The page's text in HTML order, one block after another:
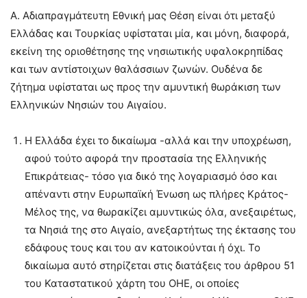
Α. Αδιαπραγμάτευτη Εθνική μας Θέση είναι ότι μεταξύ
Ελλάδας και Τουρκίας υφίσταται μία, και μόνη, διαφορά,
εκείνη της οριοθέτησης της νησιωτικής υφαλοκρηπίδας
και των αντίστοιχων θαλάσσιων ζωνών. Ουδένα δε
ζήτημα υφίσταται ως προς την αμυντική θωράκιση των
Ελληνικών Νησιών του Αιγαίου.
Η Ελλάδα έχει το δικαίωμα -αλλά και την υποχρέωση,
αφού τούτο αφορά την προστασία της Ελληνικής
Επικράτειας- τόσο για δικό της λογαριασμό όσο και
απέναντι στην Ευρωπαϊκή Ένωση ως πλήρες Κράτος-
Μέλος της, να θωρακίζει αμυντικώς όλα, ανεξαιρέτως,
τα Νησιά της στο Αιγαίο, ανεξαρτήτως της έκτασης του
εδάφους τους και του αν κατοικούνται ή όχι. Το
δικαίωμα αυτό στηρίζεται στις διατάξεις του άρθρου 51
του Καταστατικού χάρτη του ΟΗΕ, οι οποίες